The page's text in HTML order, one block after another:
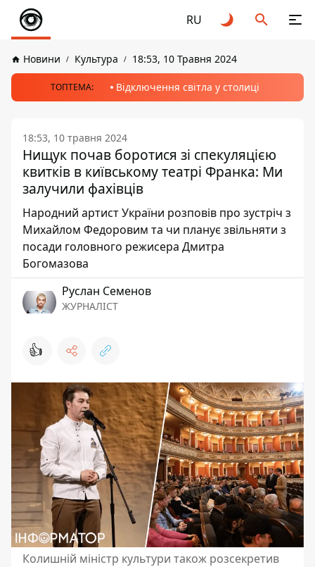
RU
Новини Культура 18:53, 10 Травня 2024
ТОПТЕМА: Відключення світла у столиці
18:53, 10 травня 2024
Нищук почав боротися зі спекуляцією
квитків в київському театрі Франка: Ми
залучили фахівців
Народний артист України розповів про зустріч з
Михайлом Федоровим та чи планує звільняти з
посади головного режисера Дмитра
Богомазова
Руслан Семенов
ЖУРНАЛІСТ
👍
Колишній міністр культури також розсекретив